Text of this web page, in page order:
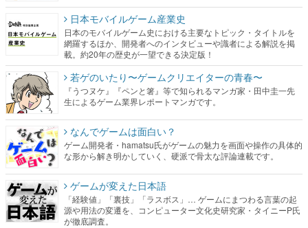
日本モバイルゲーム産業史
日本のモバイルゲーム史における主要なトピック・タイトルを
網羅するほか、開発者へのインタビューや識者による解説を掲
載。約20年の歴史が一望できる決定版！
若ゲのいたり〜ゲームクリエイターの青春〜
『うつヌケ』『ペンと箸』等で知られるマンガ家・田中圭一先
生によるゲーム業界レポートマンガです。
なんでゲームは面白い？
ゲーム開発者・hamatsu氏がゲームの魅力を画面や操作の具体的
な形から解き明かしていく、硬派で骨太な評論連載です。
ゲームが変えた日本語
「経験値」「裏技」「ラスボス」… ゲームにまつわる言葉の起
源や用法の変遷を、コンピューター文化史研究家・タイニーP氏
が徹底調査。